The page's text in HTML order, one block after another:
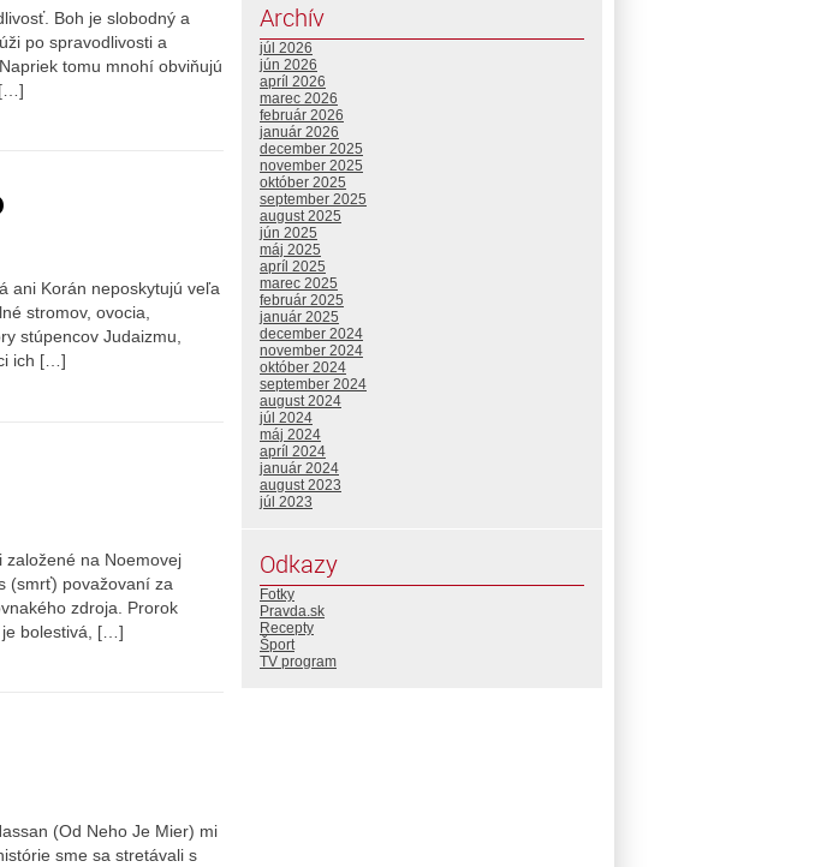
Boh je slobodný a
po spravodlivosti a
tomu mnohí obviňujú
[…]
ani Korán neposkytujú veľa
stromov, ovocia,
stúpencov Judaizmu,
ich […]
založené na Noemovej
(smrť) považovaní za
zdroja. Prorok
je bolestivá, […]
(Od Neho Je Mier) mi
sme sa stretávali s
Archív
júl 2026
jún 2026
apríl 2026
marec 2026
február 2026
január 2026
december 2025
november 2025
október 2025
september 2025
august 2025
jún 2025
máj 2025
apríl 2025
marec 2025
február 2025
január 2025
december 2024
november 2024
október 2024
september 2024
august 2024
júl 2024
máj 2024
apríl 2024
január 2024
august 2023
júl 2023
Odkazy
Fotky
Pravda.sk
Recepty
Šport
TV program